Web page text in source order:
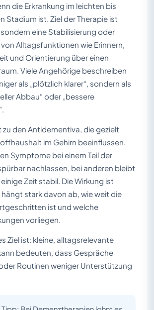
die Erkrankung im leichten bis
Stadium ist. Ziel der Therapie ist
eine Stabilisierung oder
Alltagsfunktionen wie Erinnern,
und Orientierung über einen
Viele Angehörige beschreiben
als „plötzlich klarer“, sondern als
Abbau“ oder „bessere
den Antidementiva, die gezielt
im Gehirn beeinflussen.
Symptome bei einem Teil der
nachlassen, bei anderen bleibt
Zeit stabil. Die Wirkung ist
stark davon ab, wie weit die
ist und welche
vorliegen.
Ziel ist: kleine, alltagsrelevante
bedeuten, dass Gespräche
Routinen weniger Unterstützung